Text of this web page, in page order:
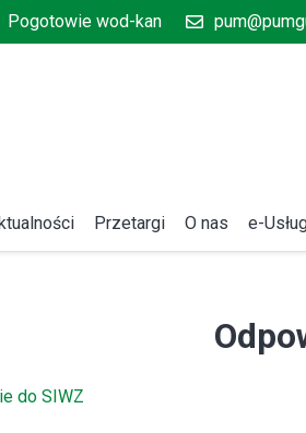
Pogotowie wod-kan
Przetargi O nas e-
do SIWZ